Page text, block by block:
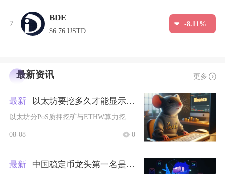
7
BDE
$6.76 USTD
-8.11%
最新资讯 更多
最新 以太坊要挖多久才能显示收益
以太坊分PoS质押挖矿与ETHW算力挖矿两类模式，实时页面瞬时收益数据接入延迟5至30分钟
08-08 0
最新 中国稳定币龙头第一名是谁啊